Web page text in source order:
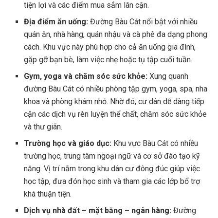
tiện lợi và các điểm mua sắm lân cận.
Địa điểm ăn uống: Đường Bàu Cát nổi bật với nhiều
quán ăn, nhà hàng, quán nhậu và cà phê đa dạng phong
cách. Khu vực này phù hợp cho cả ăn uống gia đình,
gặp gỡ bạn bè, làm việc nhẹ hoặc tụ tập cuối tuần.
Gym, yoga và chăm sóc sức khỏe: Xung quanh
đường Bàu Cát có nhiều phòng tập gym, yoga, spa, nha
khoa và phòng khám nhỏ. Nhờ đó, cư dân dễ dàng tiếp
cận các dịch vụ rèn luyện thể chất, chăm sóc sức khỏe
và thư giãn.
Trường học và giáo dục: Khu vực Bàu Cát có nhiều
trường học, trung tâm ngoại ngữ và cơ sở đào tạo kỹ
năng. Vị trí nằm trong khu dân cư đông đúc giúp việc
học tập, đưa đón học sinh và tham gia các lớp bổ trợ
khá thuận tiện.
Dịch vụ nhà đất – mặt bằng – ngân hàng: Đường